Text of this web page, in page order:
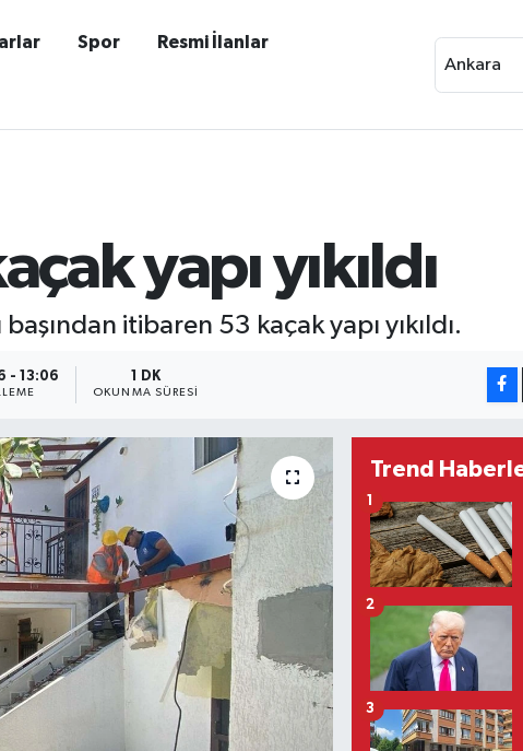
Spor Resmi İlanlar
Ankara
yapı yıkıldı
itibaren 53 kaçak yapı yıkıldı.
- 13:06 1 DK
OKUNMA SÜRESI
Trend
1
2
3